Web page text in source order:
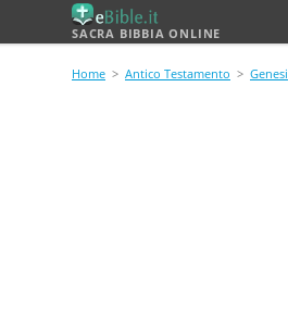
SACRA BIBBIA ONLINE
Home > Antico Testamento > Genesi